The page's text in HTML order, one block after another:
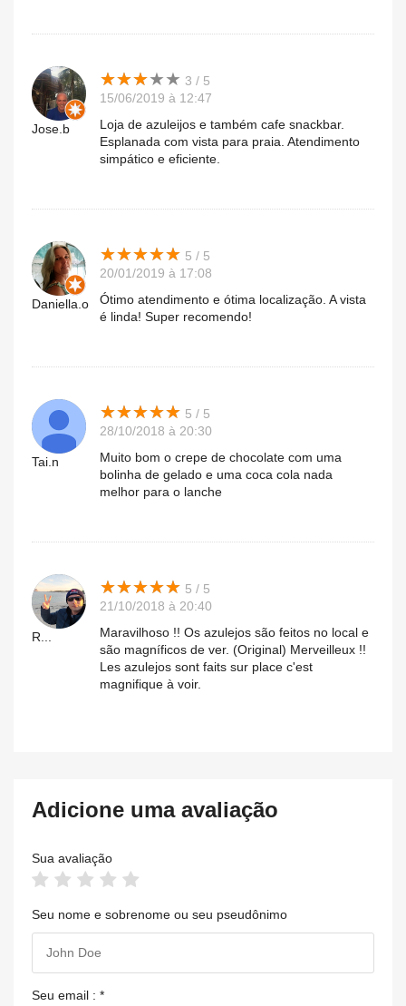
Jose.b
★★★★★
★★★★★ 3 / 5
15/06/2019 à 12:47
Loja de azuleijos e também cafe snackbar.
Esplanada com vista para praia. Atendimento
simpático e eficiente.
Daniella.o
★★★★★
★★★★★ 5 / 5
20/01/2019 à 17:08
Ótimo atendimento e ótima localização. A vista
é linda! Super recomendo!
Tai.n
★★★★★
★★★★★ 5 / 5
28/10/2018 à 20:30
Muito bom o crepe de chocolate com uma
bolinha de gelado e uma coca cola nada
melhor para o lanche
R...
★★★★★
★★★★★ 5 / 5
21/10/2018 à 20:40
Maravilhoso !! Os azulejos são feitos no local e
são magníficos de ver. (Original) Merveilleux !!
Les azulejos sont faits sur place c'est
magnifique à voir.
Adicione uma avaliação
Sua avaliação
Seu nome e sobrenome ou seu pseudônimo
Seu email : *